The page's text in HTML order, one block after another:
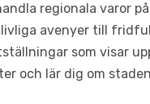
regionala varor
avenyer till
som visar
och lär dig om